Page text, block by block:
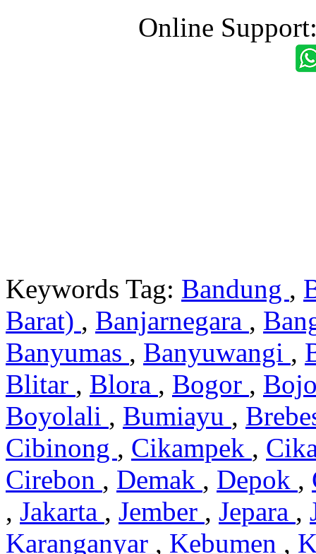
Online
Keywords Tag: Bandung ,
Barat) , Banjarnegara ,
Banyumas , Banyuwangi ,
Blitar , Blora , Bogor ,
Boyolali , Bumiayu ,
Cibinong , Cikampek ,
Cirebon , Demak , Depok ,
, Jakarta , Jember , Jepara ,
Karanganyar , Kebumen ,